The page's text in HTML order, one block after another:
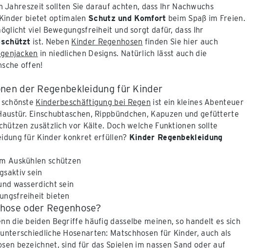
sollten Sie darauf achten, dass Ihr Nachwuchs
bietet optimalen Schutz und Komfort beim Spaß im Freien.
viel Bewegungsfreiheit und sorgt dafür, dass Ihr
ist. Neben Kinder Regenhosen finden Sie hier auch
in niedlichen Designs. Natürlich lässt auch die
offen!
der Regenbekleidung für Kinder
Kinderbeschäftigung bei Regen ist ein kleines Abenteuer
Einschubtaschen, Rippbündchen, Kapuzen und gefütterte
zusätzlich vor Kälte. Doch welche Funktionen sollte
für Kinder konkret erfüllen? Kinder Regenbekleidung
Auskühlen schützen
sein
wasserdicht sein
bieten
oder Regenhose?
die beiden Begriffe häufig dasselbe meinen, so handelt es sich
Hosenarten: Matschhosen für Kinder, auch als
bezeichnet, sind für das Spielen im nassen Sand oder auf